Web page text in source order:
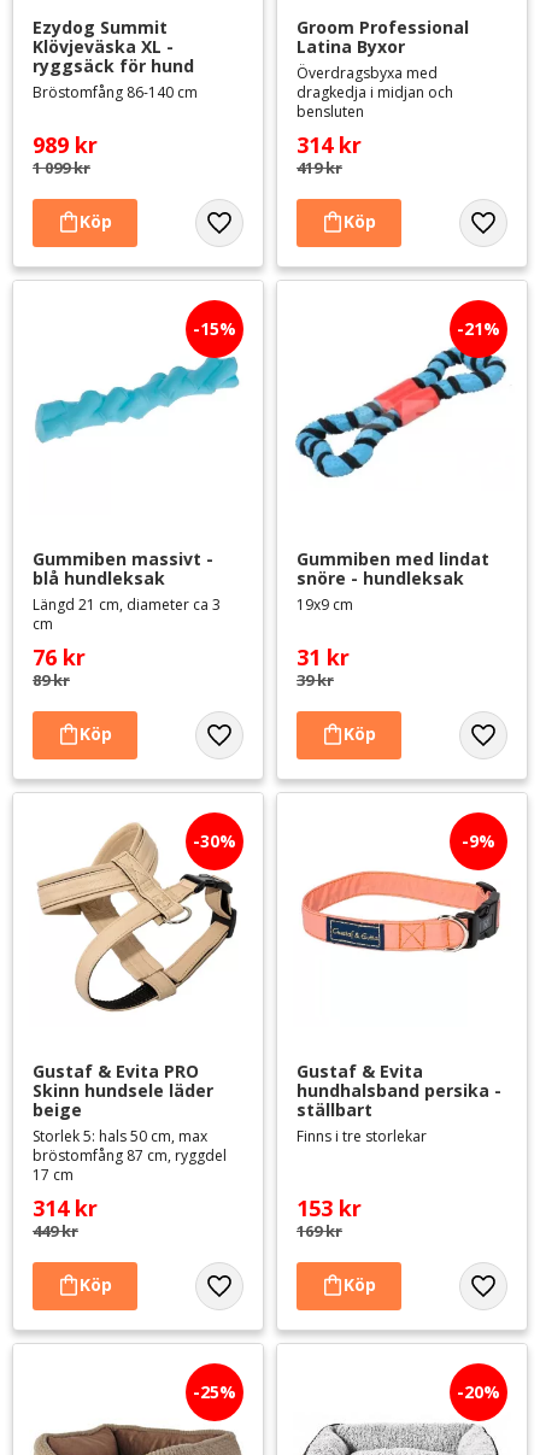
Ezydog Summit
Klövjeväska XL -
ryggsäck för hund
Bröstomfång 86-140 cm
989 kr
1 099kr
Lägg till i favoriter
Groom Professional
Latina Byxor
Överdragsbyxa med
dragkedja i midjan och
bensluten
314kr
419kr
Lägg
Gummiben massivt -
blå hundleksak
Längd 21 cm, diameter ca 3
cm
76 kr
89kr
15%
Lägg till i favoriter
Gummiben med lindat
snöre - hundleksak
19x9 cm
31 kr
39kr
21%
Lägg
Gustaf & Evita PRO
Skinn hundsele läder
beige
Storlek 5: hals 50 cm, max
bröstomfång 87 cm, ryggdel
17 cm
314kr
449kr
30%
Lägg till i favoriter
Gustaf & Evita
hundhalsband persika -
ställbart
Finns i tre storlekar
153 kr
169kr
9%
Lägg
25% 20%